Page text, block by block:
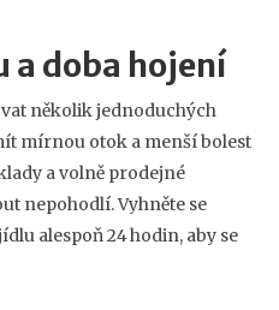
a doba hojení
několik jednoduchých
mírnou otok a menší bolest
a volně prodejné
nepohodlí. Vyhněte se
alespoň 24 hodin, aby se